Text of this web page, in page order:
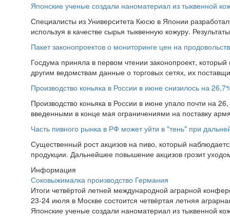
Японские ученые создали наноматериал из тыквенной
Специалисты из Университета Кюсю в Японии
используя в качестве сырья тыквенную кожуру.
Пакет законопроектов о мониторинге цен на
Госдума приняла в первом чтении законопроект,
другим ведомствам данные о торговых сетях, их
Производство коньяка в России в июне снизилось на
Производство коньяка в России в июне упало почти на
введенными в конце мая ограничениями на поставку
Часть пивного рынка в РФ может уйти в "тень" при
Существенный рост акцизов на пиво, который
продукции. Дальнейшее повышение акцизов грозит
Информация
Соковыжималка производство Германия
Итоги четвёртой летней международной аграрной
23-24 июля в Москве состоится четвёртая летняя
Японские ученые создали наноматериал из тыквенной